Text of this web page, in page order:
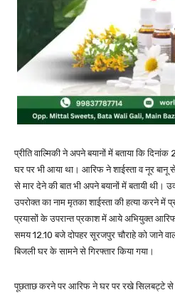
प्रीति वाल्मिकी ने अपने बयानों में बताया कि
घर पर भी आया था। आरिफ ने शाईस्ता व नूर बानू
से मार देने की बात भी अपने बयानों में बतायी थी।
उपरोक्त का नाम मृतका शाईस्ता की हत्या करने में
प्रयासों के उपरान्त प्रकाश में आये अभियुक्त
समय 12.10 बजे दोपहर सूरजपुर चौराहे को जाने
बिजली घर के सामने से गिरफ्तार किया गया।
पूछताछ करने पर आरिफ ने घर पर रखे सिलबट्टे से